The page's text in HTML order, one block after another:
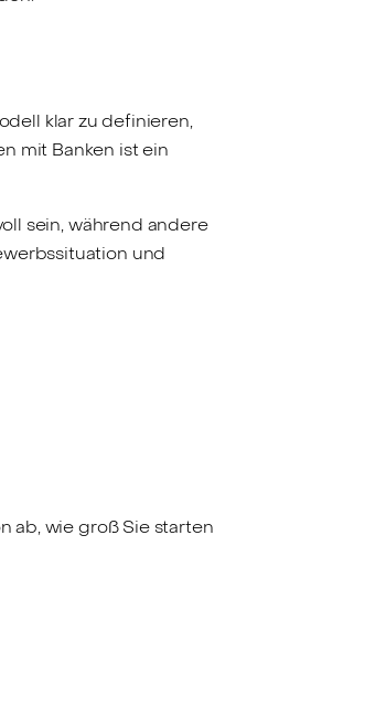
klar zu definieren,
mit Banken ist ein
sein, während andere
und
ab, wie groß Sie starten